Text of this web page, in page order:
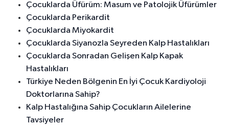
Çocuklarda Üfürüm: Masum ve Patolojik Üfürümler
Çocuklarda Perikardit
Çocuklarda Miyokardit
Çocuklarda Siyanozla Seyreden Kalp Hastalıkları
Çocuklarda Sonradan Gelişen Kalp Kapak
Hastalıkları
Türkiye Neden Bölgenin En İyi Çocuk Kardiyoloji
Doktorlarına Sahip?
Kalp Hastalığına Sahip Çocukların Ailelerine
Tavsiyeler